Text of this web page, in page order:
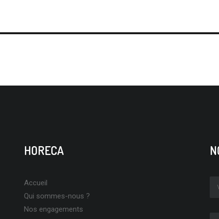
HORECA
Accueil
Qui sommes-nous ?
Nos engagements